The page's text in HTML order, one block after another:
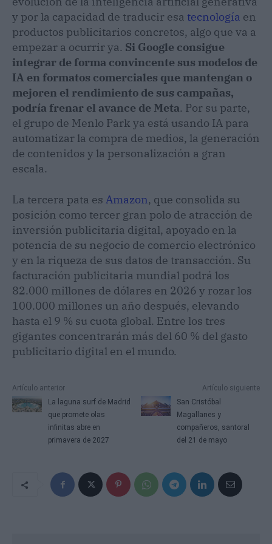
y por la capacidad de traducir esa tecnología en
productos publicitarios concretos, algo que va a
empezar a ocurrir ya. Si Google consigue
integrar de forma convincente sus modelos de
IA en formatos comerciales que mantengan o
mejoren el rendimiento de sus campañas,
podría frenar el avance de Meta. Por su parte,
el grupo de Menlo Park ya está usando IA para
automatizar la compra de medios, la generación
de contenidos y la personalización a gran
escala.
La tercera pata es Amazon, que consolida su
posición como tercer gran polo de atracción de
inversión publicitaria digital, apoyado en la
potencia de su negocio de comercio electrónico
y en la riqueza de sus datos de transacción. Su
facturación publicitaria mundial podrá los
82.000 millones de dólares en 2026 y rozar los
100.000 millones un año después, elevando
hasta el 9 % su cuota global. Entre los tres
gigantes concentrarán más del 60 % del gasto
publicitario digital en el mundo.
Artículo anterior
La laguna surf de Madrid
que promete olas
infinitas abre en
primavera de 2027
Artículo siguiente
San Cristóbal
Magallanes y
compañeros, santoral
del 21 de mayo